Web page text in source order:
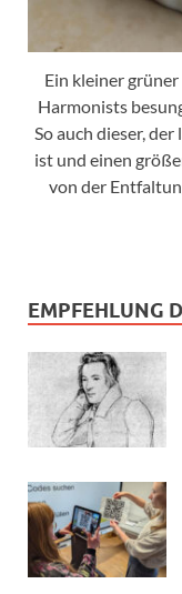
Ein kleiner
Harmonists
So auch dieser,
ist und einen
von der
EMPFEHLUNG